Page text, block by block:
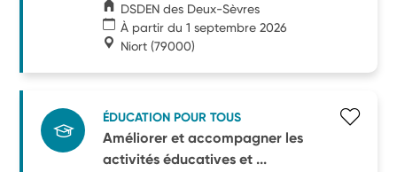
DSDEN des Deux-Sèvres
À partir du 1 septembre 2026
Niort (79000)
ÉDUCATION POUR TOUS
Améliorer et accompagner les
activités éducatives et ...